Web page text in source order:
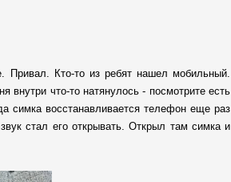
Привал. Кто-то из ребят нашел мобильный.
что-то натянулось - посмотрите есть
симка восстанавливается телефон еще раз
стал его открывать. Открыл там симка и